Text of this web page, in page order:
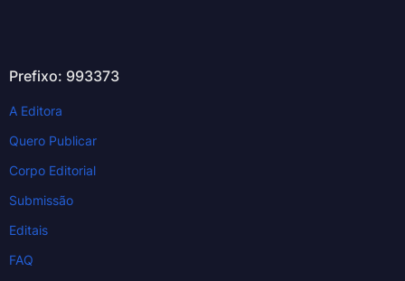
Prefixo: 993373
A Editora
Quero Publicar
Corpo Editorial
Submissão
Editais
FAQ